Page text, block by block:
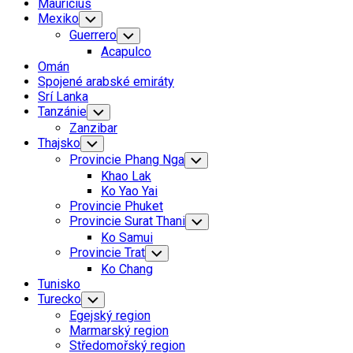
Mauricius
Mexiko Toggle
Child
Menu
Guerrero Toggle
Child
Menu
Acapulco
Omán
Spojené arabské emiráty
Srí Lanka
Tanzánie Toggle
Child
Menu
Zanzibar
Thajsko Toggle
Child
Menu
Provincie Phang Nga Toggle
Child
Khao Lak
Ko Yao Yai
Provincie Phuket
Provincie Surat Thani Toggle
Child
Ko Samui
Provincie Trat Toggle
Child
Menu
Ko Chang
Tunisko
Turecko Toggle
Child
Menu
Egejský region
Marmarský region
Středomořský region